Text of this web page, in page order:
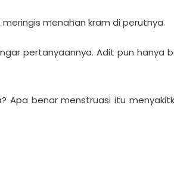
meringis menahan kram di perutnya.
pertanyaannya. Adit pun hanya
Apa benar menstruasi itu